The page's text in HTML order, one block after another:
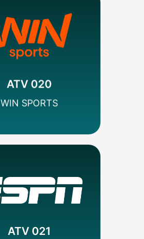
ATV 020
WIN SPORTS
WIN Sports
Codificado
MÁS INFO
ATV 021
Walt Disney
MÁS INFO